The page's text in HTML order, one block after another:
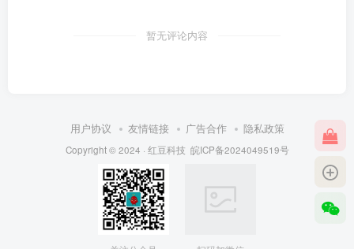
暂无评论内容
用户协议 友情链接 广告合作 隐私政策
Copyright © 2024 · 红豆科技 皖ICP备2024049519号